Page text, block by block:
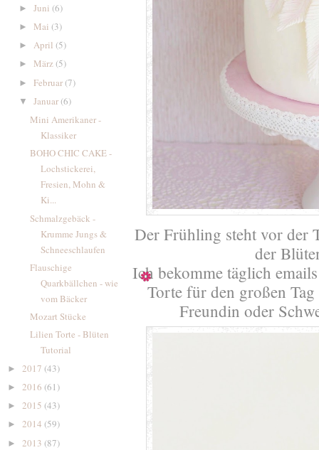
► Juni (6)
► Mai (3)
► April (5)
► März(5)
► Februar(7)
▼ Januar(6)
Mini Amerikaner -
Klassiker
BOHO CHIC CAKE -
Lochstickerei,
Fresien, Mohn &
Ki...
Schmalzgebäck -
Krumme Jungs &
Schneeschlaufen
Flauschige
Quarkbällchen - wie
vom Bäcker
Mozart Stücke
Lilien Torte - Blüten
Tutorial
► 2017 (43)
► 2016 (61)
► 2015 (43)
► 2014 (59)
► 2013 (87)
Der Frühling steht vor der
der
Ich bekomme täglich
Torte für den großen
Freundin oder